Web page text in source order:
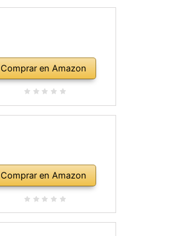
Comprar en Amazon
Comprar en Amazon